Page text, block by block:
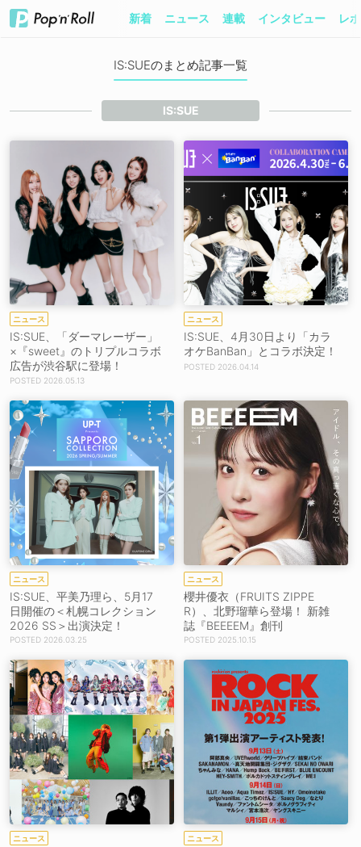
新着 ニュース 連載 インタビュー レ
IS:SUEのまとめ記事一覧
IS:SUE
ニュース
IS:SUE、「ダーマレーザー」
×『sweet』のトリプルコラボ
広告が渋谷駅に登場！
2026.05.13
ニュース
IS:SUE、4月30日より「カラ
オケBanBan」とコラボ決定！
2026.04.14
ニュース
IS:SUE、平美乃理ら、5月17
日開催の＜札幌コレクション
2026 SS＞出演決定！
2026.03.25
ニュース
櫻井優衣（FRUITS ZIPPE
R）、北野瑠華ら登場！ 新雑
誌『BEEEEM』創刊
2025.10.15
ニュース ニュース